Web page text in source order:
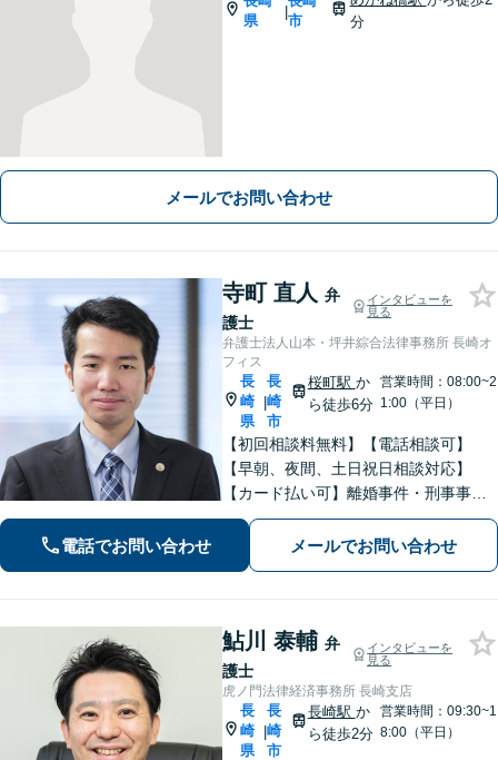
県
|
市
分
メールでお問い合わせ
寺町 直人 弁
護士
インタビューを
見る
弁護士法人山本・坪井綜合法律事務所 長崎オ
フィス
長
崎
県
|
長
崎
市
桜町駅 か
ら徒歩6分
営業時間：08:00~2
1:00（平日）
【初回相談料無料】【電話相談可】
【早朝、夜間、土日祝日相談対応】
【カード払い可】離婚事件・刑事事
件・交通事故の専門弁護士があなたの
お悩みを解決いたします。一人で悩ま
ずに新たな一歩をわたしたちと。
電話でお問い合わせ メールでお問い合わせ
鮎川 泰輔 弁
護士
インタビューを
見る
虎ノ門法律経済事務所 長崎支店
長
崎
県
|
長
崎
市
長崎駅 か
ら徒歩2分
営業時間：09:30~1
8:00（平日）